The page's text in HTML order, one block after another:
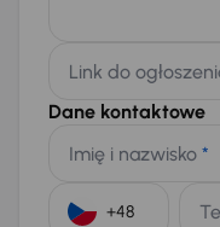
Link do
Dane kontaktowe
Imię i nazwisko *